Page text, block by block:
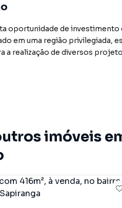
oportunidade de
em uma região privilegiada,
a realização de diversos
empreendimento comercial
visita e descubra as inúmeras
dos seus projetos.
Venda em região valorizada do
ou deseja mais informações
imóveis